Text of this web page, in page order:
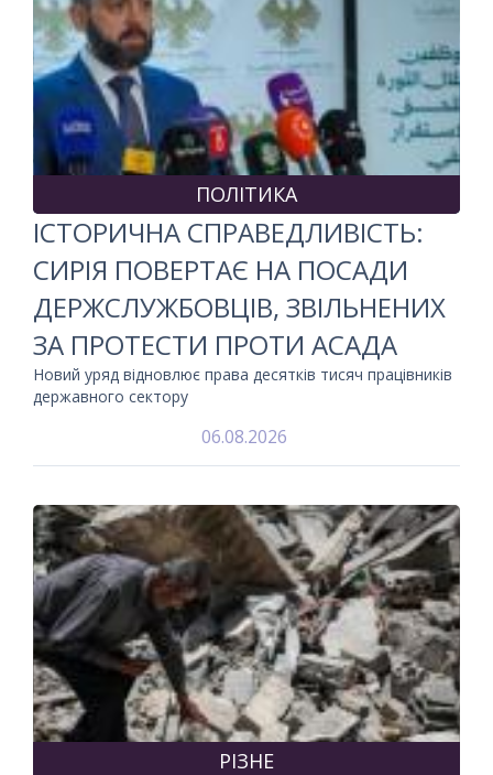
ПОЛІТИКА
ІСТОРИЧНА СПРАВЕДЛИВІСТЬ:
СИРІЯ ПОВЕРТАЄ НА ПОСАДИ
ДЕРЖСЛУЖБОВЦІВ, ЗВІЛЬНЕНИХ
ЗА ПРОТЕСТИ ПРОТИ АСАДА
Новий уряд відновлює права десятків тисяч працівників
державного сектору
06.08.2026
РІЗНЕ